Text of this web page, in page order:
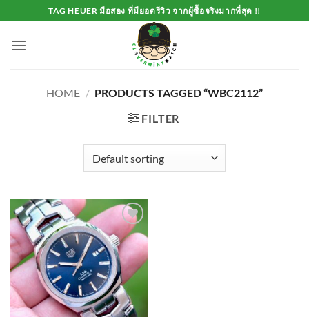
to
content
TAG HEUER มือสอง ที่มียอดรีวิว จากผู้ซื้อจริงมากที่สุด !!
HOME / PRODUCTS TAGGED “WBC2112”
FILTER
Add to
Wishlist